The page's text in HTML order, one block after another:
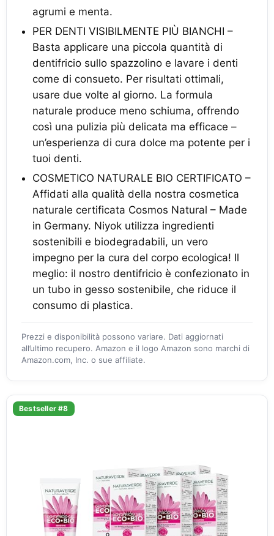
agrumi e menta.
PER DENTI VISIBILMENTE PIÙ BIANCHI –
Basta applicare una piccola quantità di
dentifricio sullo spazzolino e lavare i denti
come di consueto. Per risultati ottimali,
usare due volte al giorno. La formula
naturale produce meno schiuma, offrendo
così una pulizia più delicata ma efficace –
un’esperienza di cura dolce ma potente per i
tuoi denti.
COSMETICO NATURALE BIO CERTIFICATO –
Affidati alla qualità della nostra cosmetica
naturale certificata Cosmos Natural – Made
in Germany. Niyok utilizza ingredienti
sostenibili e biodegradabili, un vero
impegno per la cura del corpo ecologica! Il
meglio: il nostro dentifricio è confezionato in
un tubo in gesso sostenibile, che riduce il
consumo di plastica.
Prezzi e disponibilità possono variare. Dati aggiornati
all’ultimo recupero. Amazon e il logo Amazon sono marchi di
Amazon.com, Inc. o sue affiliate.
Bestseller #8